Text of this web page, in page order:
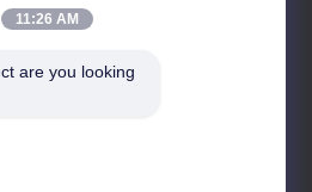
11:26 AM
are you looking